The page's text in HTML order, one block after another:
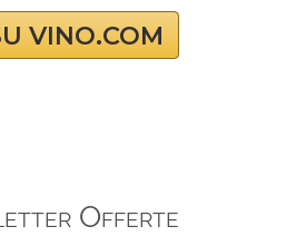
VINO.COM
Offerte